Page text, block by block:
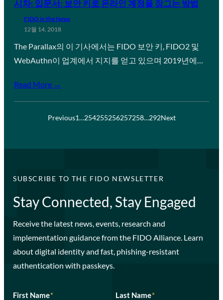
시차: 입문서: 보안 키로 온라인 계정을 잠그는 방법
FIDO in the News
12월 14, 2018
The Parallax의 이 기사에서는 FIDO 보안 키, FIDO2 및
WebAuthn이 업계에서 지지를 얻고 있으며 2019년에…
Read More →
Previous1…254255256257258…292Next
SUBSCRIBE TO THE FIDO NEWSLETTER
Stay Connected, Stay Engaged
Receive the latest news, events, research and
implementation guidance from the FIDO Alliance. Learn
about digital identity and fast, phishing-resistant
authentication with passkeys.
First Name* Last Name*